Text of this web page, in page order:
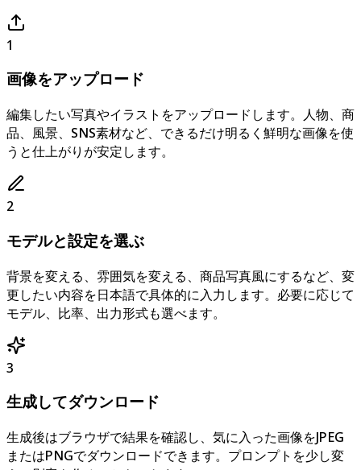
1
画像をアップロード
編集したい写真やイラストをアップロードします。人物、商
品、風景、SNS素材など、できるだけ明るく鮮明な画像を使
うと仕上がりが安定します。
2
モデルと設定を選ぶ
背景を変える、雰囲気を変える、商品写真風にするなど、変
更したい内容を日本語で具体的に入力します。必要に応じて
モデル、比率、出力形式も選べます。
3
生成してダウンロード
生成後はブラウザで結果を確認し、気に入った画像をJPEG
またはPNGでダウンロードできます。プロンプトを少し変